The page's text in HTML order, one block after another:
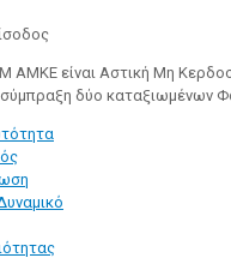
είναι Αστική Μη
δύο καταξιωμένων